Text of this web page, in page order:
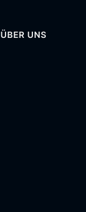
ÜBER UNS